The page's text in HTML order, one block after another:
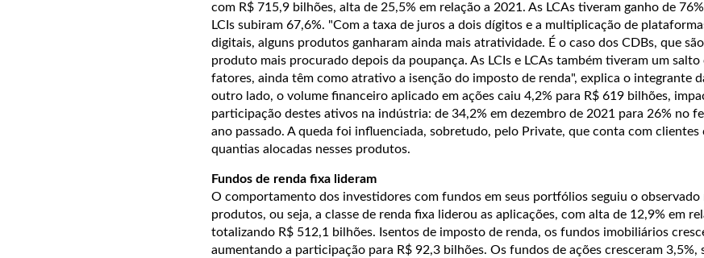
com R$ 715,9 bilhões, alta de 25,5% em relação a 2021. As LCAs tiveram ganho de
LCIs subiram 67,6%. "Com a taxa de juros a dois dígitos e a multiplicação de
digitais, alguns produtos ganharam ainda mais atratividade. É o caso dos CDBs, que
produto mais procurado depois da poupança. As LCIs e LCAs também tiveram um salto
fatores, ainda têm como atrativo a isenção do imposto de renda", explica o integrante
outro lado, o volume financeiro aplicado em ações caiu 4,2% para R$ 619 bilhões,
participação destes ativos na indústria: de 34,2% em dezembro de 2021 para 26% no
ano passado. A queda foi influenciada, sobretudo, pelo Private, que conta com clientes
quantias alocadas nesses produtos.
Fundos de renda fixa lideram
O comportamento dos investidores com fundos em seus portfólios seguiu o observado
produtos, ou seja, a classe de renda fixa liderou as aplicações, com alta de 12,9% em
totalizando R$ 512,1 bilhões. Isentos de imposto de renda, os fundos imobiliários
aumentando a participação para R$ 92,3 bilhões. Os fundos de ações cresceram 3,5%,